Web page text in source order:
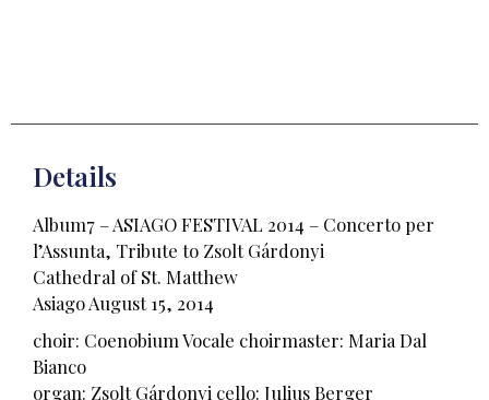
Details
Album7 – ASIAGO FESTIVAL 2014 – Concerto per
l’Assunta, Tribute to Zsolt Gárdonyi
Cathedral of St. Matthew
Asiago August 15, 2014
choir: Coenobium Vocale choirmaster: Maria Dal
Bianco
organ: Zsolt Gárdonyi cello: Julius Berger